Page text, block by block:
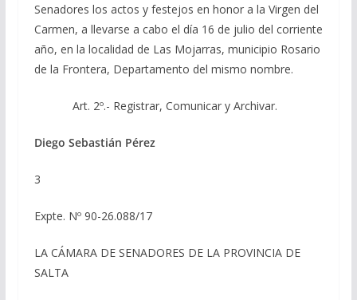
Senadores los actos y festejos en honor a la Virgen del
Carmen, a llevarse a cabo el día 16 de julio del corriente
año, en la localidad de Las Mojarras, municipio Rosario
de la Frontera, Departamento del mismo nombre.
Art. 2º.- Registrar, Comunicar y Archivar.
Diego Sebastián Pérez
3
Expte. Nº 90-26.088/17
LA CÁMARA DE SENADORES DE LA PROVINCIA DE
SALTA